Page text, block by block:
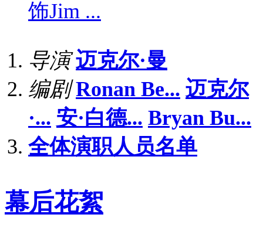
饰Jim ...
导演 迈克尔·曼
编剧 Ronan Be... 迈克尔
·... 安·白德... Bryan Bu...
全体演职人员名单
幕后花絮